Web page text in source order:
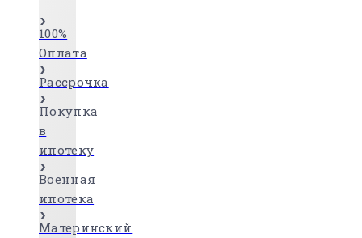
100%
Оплата
Рассрочка
Покупка
в
ипотеку
Военная
ипотека
Материнский